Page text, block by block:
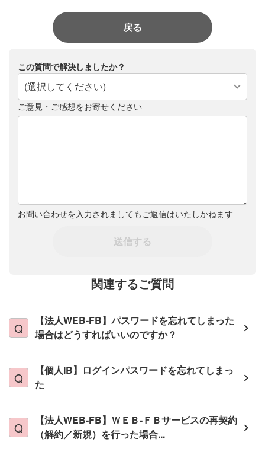
戻る
この質問で解決しましたか？
(選択してください)
ご意見・ご感想をお寄せください
お問い合わせを入力されましてもご返信はいたしかねます
送信する
関連するご質問
【法人WEB-FB】パスワードを忘れてしまった
場合はどうすればいいのですか？
【個人IB】ログインパスワードを忘れてしまっ
た
【法人WEB-FB】ＷＥＢ-ＦＢサービスの再契約
（解約／新規）を行った場合...